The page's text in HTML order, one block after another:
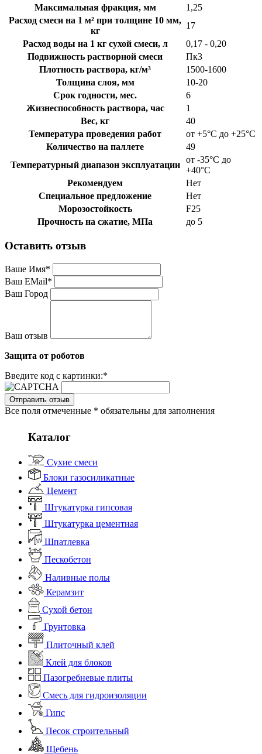
Максимальная фракция, мм
1,25
Расход смеси на 1 м² при толщине 10 мм,
кг
17
Расход воды на 1 кг сухой смеси, л
0,17 - 0,20
Подвижность растворной смеси
Пк3
Плотность раствора, кг/м³
1500-1600
Толщина слоя, мм
10-20
Срок годности, мес.
6
Жизнеспособность раствора, час
1
Вес, кг
40
Температура проведения работ
от +5°C до +25°C
Количество на паллете
49
Температурный диапазон эксплуатации
от -35°C до
+40°C
Рекомендуем
Нет
Специальное предложение
Нет
Морозостойкость
F25
Прочность на сжатие, МПа
до 5
Оставить отзыв
Ваше Имя*
Ваш EMail*
Ваш Город
Ваш отзыв
Защита от роботов
Введите код с картинки:*
Отправить отзыв
Все поля отмеченные * обязательны для заполнения
Каталог
Сухие смеси
Блоки газосиликатные
Цемент
Штукатурка гипсовая
Штукатурка цементная
Шпатлевка
Пескобетон
Наливные полы
Керамзит
Сухой бетон
Грунтовка
Плиточный клей
Клей для блоков
Пазогребневые плиты
Смесь для гидроизоляции
Гипс
Песок строительный
Щебень